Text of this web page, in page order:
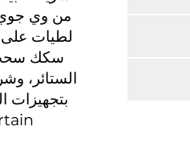
من وي جوي
سكك سحب
الستائر،